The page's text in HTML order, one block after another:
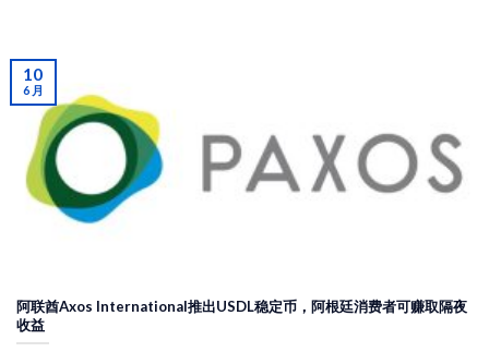
阿联酋Axos International推出USDL稳定币，阿根廷消费者可赚取隔夜
收益
10
6 月